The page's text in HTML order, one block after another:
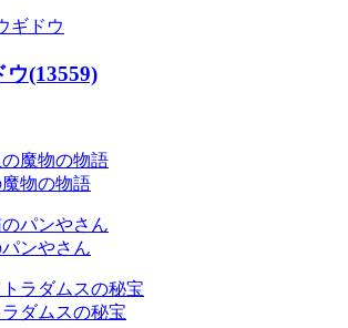
(13559)
魔物の物語
ンやさん
ラダムスの秘宝